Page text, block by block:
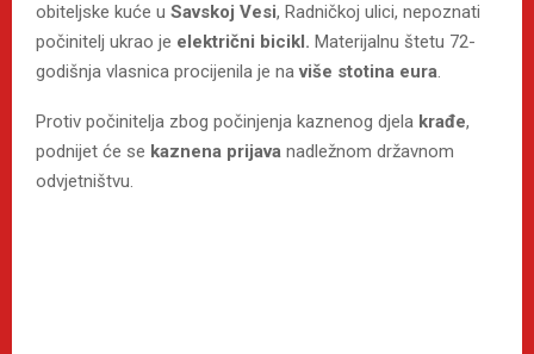
obiteljske kuće u Savskoj Vesi, Radničkoj ulici, nepoznati
počinitelj ukrao je električni bicikl. Materijalnu štetu 72-
godišnja vlasnica procijenila je naviše stotina eura.
Protiv počinitelja zbog počinjenja kaznenog djela krađe,
podnijet će se kaznena prijava nadležnom državnom
odvjetništvu.